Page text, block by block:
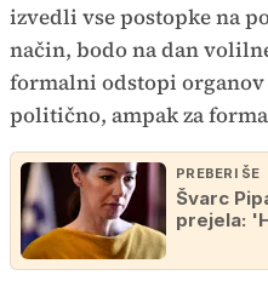
izvedli vse postopke na
način, bodo na dan
formalni odstopi organov
politično, ampak za
PREBERI ŠE
Švarc
prejela: